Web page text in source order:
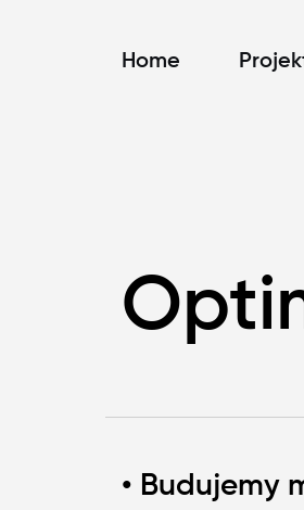
Home
• Budujemy